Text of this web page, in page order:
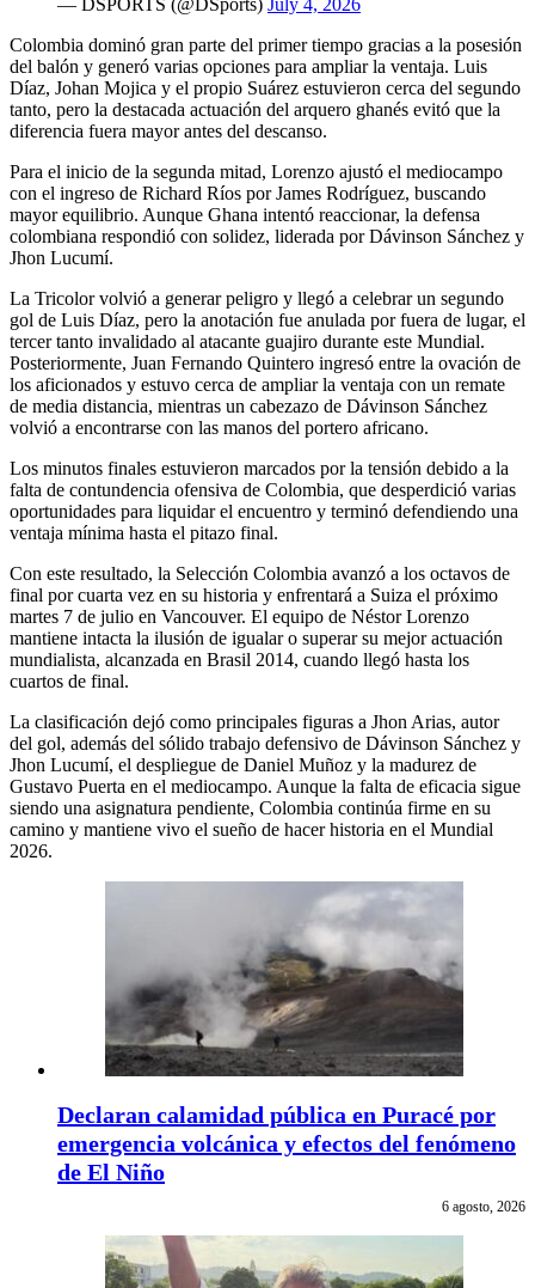
— DSPORTS (@DSports) July 4, 2026
Colombia dominó gran parte del primer tiempo gracias a la posesión
del balón y generó varias opciones para ampliar la ventaja. Luis
Díaz, Johan Mojica y el propio Suárez estuvieron cerca del segundo
tanto, pero la destacada actuación del arquero ghanés evitó que la
diferencia fuera mayor antes del descanso.
Para el inicio de la segunda mitad, Lorenzo ajustó el mediocampo
con el ingreso de Richard Ríos por James Rodríguez, buscando
mayor equilibrio. Aunque Ghana intentó reaccionar, la defensa
colombiana respondió con solidez, liderada por Dávinson Sánchez y
Jhon Lucumí.
La Tricolor volvió a generar peligro y llegó a celebrar un segundo
gol de Luis Díaz, pero la anotación fue anulada por fuera de lugar, el
tercer tanto invalidado al atacante guajiro durante este Mundial.
Posteriormente, Juan Fernando Quintero ingresó entre la ovación de
los aficionados y estuvo cerca de ampliar la ventaja con un remate
de media distancia, mientras un cabezazo de Dávinson Sánchez
volvió a encontrarse con las manos del portero africano.
Los minutos finales estuvieron marcados por la tensión debido a la
falta de contundencia ofensiva de Colombia, que desperdició varias
oportunidades para liquidar el encuentro y terminó defendiendo una
ventaja mínima hasta el pitazo final.
Con este resultado, la Selección Colombia avanzó a los octavos de
final por cuarta vez en su historia y enfrentará a Suiza el próximo
martes 7 de julio en Vancouver. El equipo de Néstor Lorenzo
mantiene intacta la ilusión de igualar o superar su mejor actuación
mundialista, alcanzada en Brasil 2014, cuando llegó hasta los
cuartos de final.
La clasificación dejó como principales figuras a Jhon Arias, autor
del gol, además del sólido trabajo defensivo de Dávinson Sánchez y
Jhon Lucumí, el despliegue de Daniel Muñoz y la madurez de
Gustavo Puerta en el mediocampo. Aunque la falta de eficacia sigue
siendo una asignatura pendiente, Colombia continúa firme en su
camino y mantiene vivo el sueño de hacer historia en el Mundial
2026.
Declaran calamidad pública en Puracé por
emergencia volcánica y efectos del fenómeno
de El Niño
6 agosto, 2026